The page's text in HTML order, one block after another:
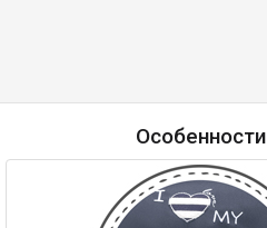
Особенности